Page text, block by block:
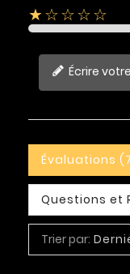
★☆☆☆☆
Écrire
Évaluations
Questions et
Trier par: